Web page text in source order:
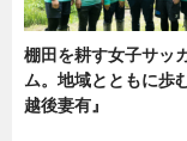
棚田を耕す女子サッ
ム。地域とともに歩
越後妻有』